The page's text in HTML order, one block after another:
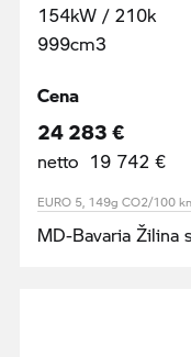
154kW / 210k
999cm3
Cena
24 283 €
netto 19 742 €
EURO 5, 149g CO2/100
MD-Bavaria Žilina